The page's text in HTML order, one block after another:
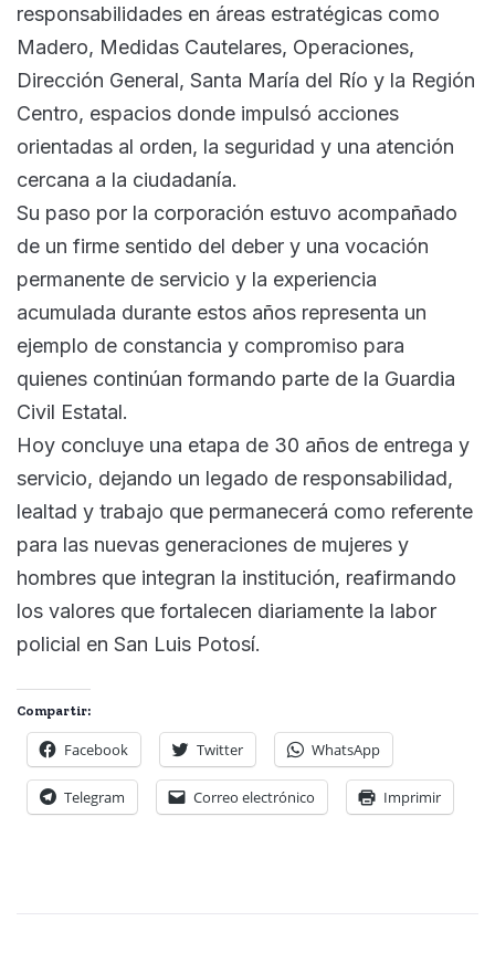
responsabilidades en áreas estratégicas como
Madero, Medidas Cautelares, Operaciones,
Dirección General, Santa María del Río y la Región
Centro, espacios donde impulsó acciones
orientadas al orden, la seguridad y una atención
cercana a la ciudadanía.
Su paso por la corporación estuvo acompañado
de un firme sentido del deber y una vocación
permanente de servicio y la experiencia
acumulada durante estos años representa un
ejemplo de constancia y compromiso para
quienes continúan formando parte de la Guardia
Civil Estatal.
Hoy concluye una etapa de 30 años de entrega y
servicio, dejando un legado de responsabilidad,
lealtad y trabajo que permanecerá como referente
para las nuevas generaciones de mujeres y
hombres que integran la institución, reafirmando
los valores que fortalecen diariamente la labor
policial en San Luis Potosí.
Compartir:
Facebook Twitter WhatsApp
Telegram Correo electrónico Imprimir